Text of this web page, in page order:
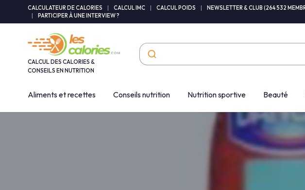
CALCULATEUR DE CALORIES CALCUL IMC CALCUL POIDS NEWSLETTER & CLUB (264 532
PARTICIPER À UNE INTERVIEW ?
CALCUL DES CALORIES &
CONSEILS EN NUTRITION
Aliments et recettes Conseils nutrition Nutrition sportive Beauté
Panneau de gestion des cookies